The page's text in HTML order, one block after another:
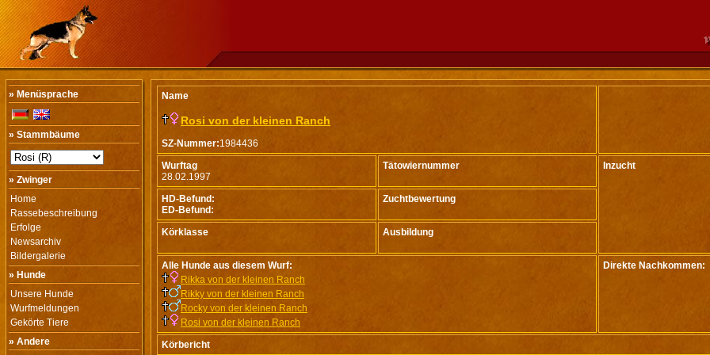
» Menüsprache
» Stammbäume
» Zwinger
Home
Rassebeschreibung
Erfolge
Newsarchiv
Bildergalerie
» Hunde
Unsere Hunde
Wurfmeldungen
Gekörte Tiere
» Andere
Name
Rosi von der kleinen Ranch
SZ-Nummer:1984436
Wurftag
28.02.1997
Tätowiernummer Inzucht
HD-Befund:
ED-Befund:
Zuchtbewertung
Körklasse Ausbildung
Alle Hunde aus diesem Wurf:
Rikka von der kleinen Ranch
Rikky von der kleinen Ranch
Rocky von der kleinen Ranch
Rosi von der kleinen Ranch
Direkte Nachkommen:
Körbericht